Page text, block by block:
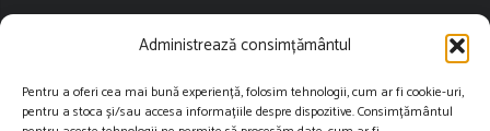
Administrează consimțământul
Pentru a oferi cea mai bună experiență, folosim tehnologii, cum ar fi cookie-uri,
pentru a stoca și/sau accesa informațiile despre dispozitive. Consimțământul
Publicitate